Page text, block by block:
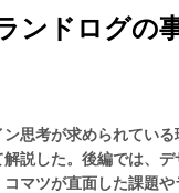
ンドログの
思考が求められてい
解説した。後編では、
マツが直面した課題